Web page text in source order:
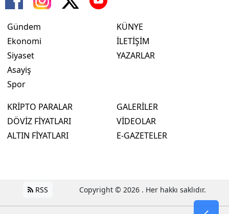
Gündem
Ekonomi
Siyaset
Asayiş
Spor
KÜNYE
İLETİŞİM
YAZARLAR
KRİPTO PARALAR
DÖVİZ FİYATLARI
ALTIN FİYATLARI
GALERİLER
VİDEOLAR
E-GAZETELER
RSS Copyright © 2026 . Her hakkı saklıdır.